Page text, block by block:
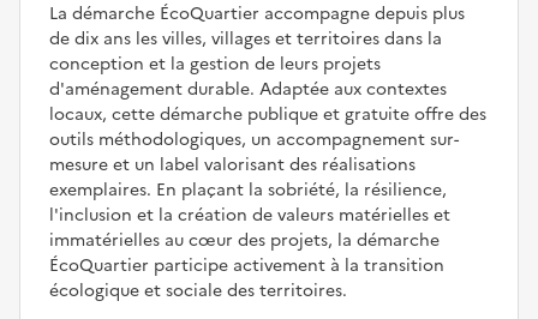
La démarche ÉcoQuartier accompagne depuis plus
de dix ans les villes, villages et territoires dans la
conception et la gestion de leurs projets
d'aménagement durable. Adaptée aux contextes
locaux, cette démarche publique et gratuite offre des
outils méthodologiques, un accompagnement sur-
mesure et un label valorisant des réalisations
exemplaires. En plaçant la sobriété, la résilience,
l'inclusion et la création de valeurs matérielles et
immatérielles au cœur des projets, la démarche
ÉcoQuartier participe activement à la transition
écologique et sociale des territoires.